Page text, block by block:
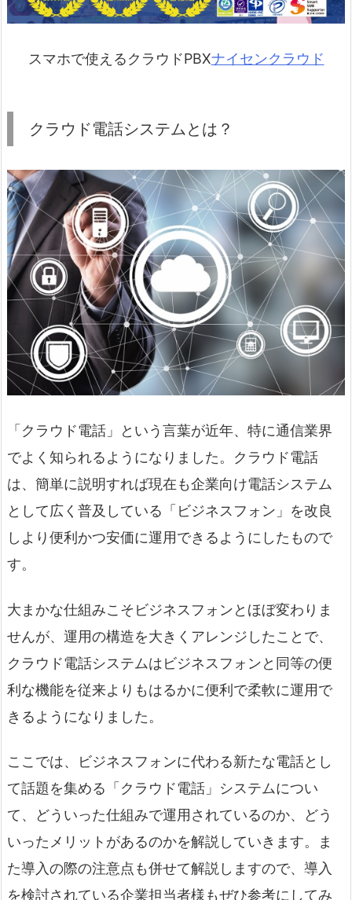
スマホで使えるクラウドPBXナイセンクラウド
クラウド電話システムとは？
「クラウド電話」という言葉が近年、特に通信業界
でよく知られるようになりました。クラウド電話
は、簡単に説明すれば現在も企業向け電話システム
として広く普及している「ビジネスフォン」を改良
しより便利かつ安価に運用できるようにしたもので
す。
大まかな仕組みこそビジネスフォンとほぼ変わりま
せんが、運用の構造を大きくアレンジしたことで、
クラウド電話システムはビジネスフォンと同等の便
利な機能を従来よりもはるかに便利で柔軟に運用で
きるようになりました。
ここでは、ビジネスフォンに代わる新たな電話とし
て話題を集める「クラウド電話」システムについ
て、どういった仕組みで運用されているのか、どう
いったメリットがあるのかを解説していきます。ま
た導入の際の注意点も併せて解説しますので、導入
を検討されている企業担当者様もぜひ参考にしてみ